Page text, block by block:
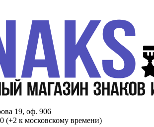
19, оф. 906
(+2 к московскому времени)